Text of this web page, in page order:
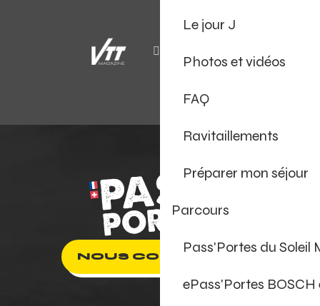
Le jour J
Photos et vidéos
FAQ
Ravitaillements
Préparer mon séjour
Parcours
Pass'Portes du Soleil
ePass'Portes
NOUS CONTACTER